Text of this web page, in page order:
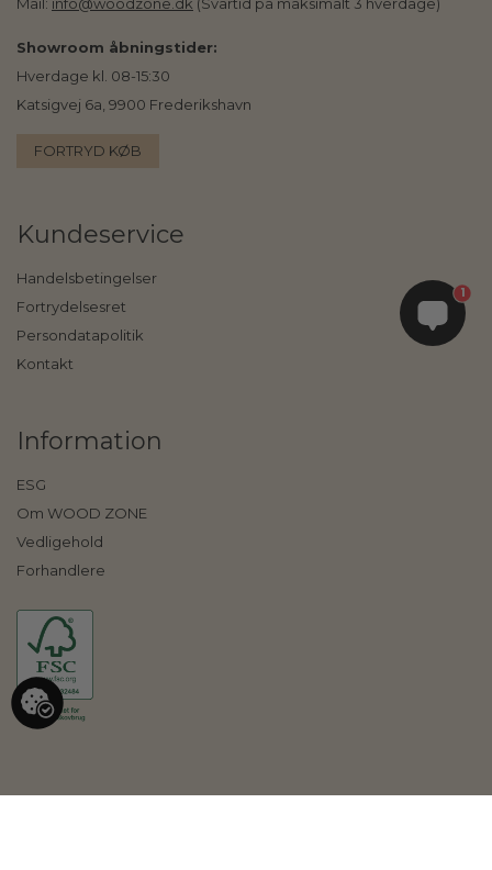
Showroom åbningstider:
Hverdage kl. 08-15:30
Katsigvej 6a, 9900 Frederikshavn
FORTRYD KØB
Kundeservice
Handelsbetingelser
Fortrydelsesret
Persondatapolitik
Kontakt
Information
ESG
Om WOOD ZONE
Vedligehold
Forhandlere
1